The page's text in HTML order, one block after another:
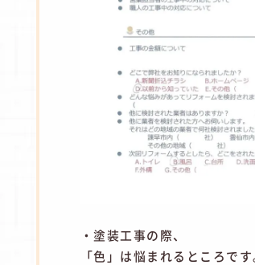
・塗装工事の際、
「色」は悩まれるところです